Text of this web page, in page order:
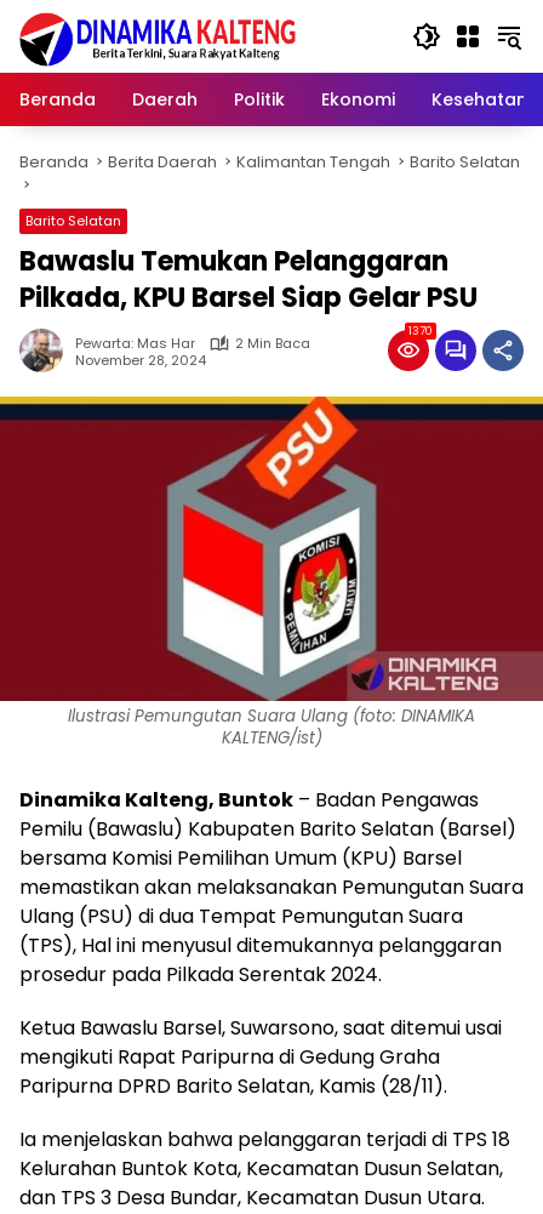
Langsung
konten
Beranda
Daerah Politik Ekonomi Kesehatan
Beranda Berita Daerah Kalimantan Tengah Barito Selatan
Barito Selatan
Bawaslu Temukan Pelanggaran
Pilkada, KPU Barsel Siap Gelar PSU
Pewarta: Mas Har
2 Min Baca
November 28, 2024
1370
Ilustrasi Pemungutan Suara Ulang (foto: DINAMIKA
KALTENG/ist)
Dinamika Kalteng, Buntok – Badan Pengawas
Pemilu (Bawaslu) Kabupaten Barito Selatan (Barsel)
bersama Komisi Pemilihan Umum (KPU) Barsel
memastikan akan melaksanakan Pemungutan Suara
Ulang (PSU) di dua Tempat Pemungutan Suara
(TPS), Hal ini menyusul ditemukannya pelanggaran
prosedur pada Pilkada Serentak 2024.
Ketua Bawaslu Barsel, Suwarsono, saat ditemui usai
mengikuti Rapat Paripurna di Gedung Graha
Paripurna DPRD Barito Selatan, Kamis (28/11).
Ia menjelaskan bahwa pelanggaran terjadi di TPS 18
Kelurahan Buntok Kota, Kecamatan Dusun Selatan,
dan TPS 3 Desa Bundar, Kecamatan Dusun Utara.